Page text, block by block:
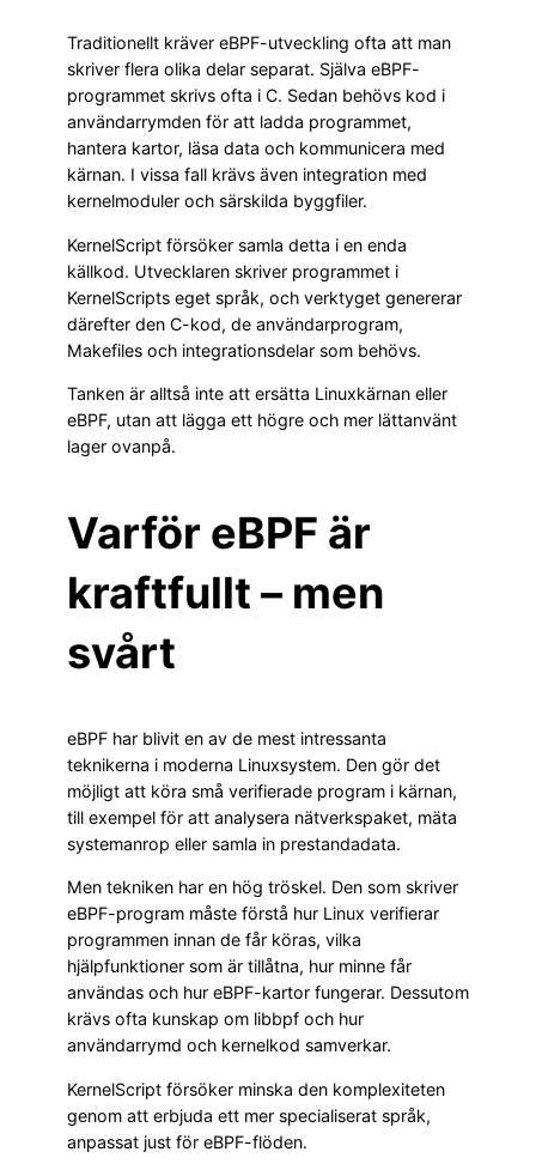
Traditionellt kräver eBPF-utveckling ofta att man
skriver flera olika delar separat. Själva eBPF-
programmet skrivs ofta i C. Sedan behövs kod i
användarrymden för att ladda programmet,
hantera kartor, läsa data och kommunicera med
kärnan. I vissa fall krävs även integration med
kernelmoduler och särskilda byggfiler.
KernelScript försöker samla detta i en enda
källkod. Utvecklaren skriver programmet i
KernelScripts eget språk, och verktyget genererar
därefter den C-kod, de användarprogram,
Makefiles och integrationsdelar som behövs.
Tanken är alltså inte att ersätta Linuxkärnan eller
eBPF, utan att lägga ett högre och mer lättanvänt
lager ovanpå.
Varför eBPF är
kraftfullt – men
svårt
eBPF har blivit en av de mest intressanta
teknikerna i moderna Linuxsystem. Den gör det
möjligt att köra små verifierade program i kärnan,
till exempel för att analysera nätverkspaket, mäta
systemanrop eller samla in prestandadata.
Men tekniken har en hög tröskel. Den som skriver
eBPF-program måste förstå hur Linux verifierar
programmen innan de får köras, vilka
hjälpfunktioner som är tillåtna, hur minne får
användas och hur eBPF-kartor fungerar. Dessutom
krävs ofta kunskap om libbpf och hur
användarrymd och kernelkod samverkar.
KernelScript försöker minska den komplexiteten
genom att erbjuda ett mer specialiserat språk,
anpassat just för eBPF-flöden.